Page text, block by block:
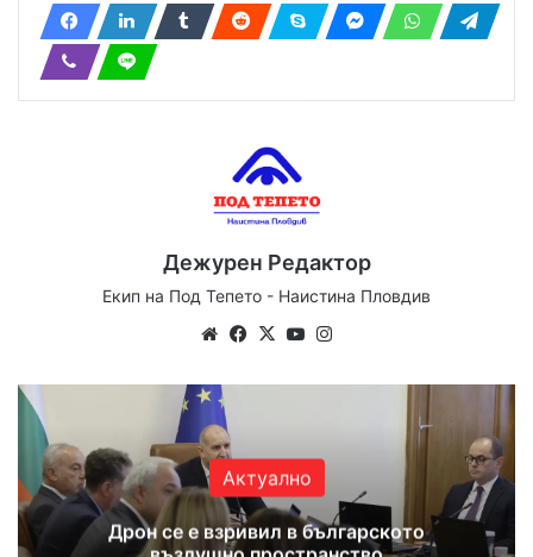
Дежурен Редактор
Екип на Под Тепето - Наистина Пловдив
WebsiteFacebook
X YouTube
Актуално
Дрон се е взривил в българското